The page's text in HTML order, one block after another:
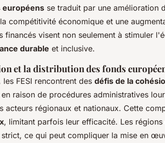
européens se traduit par une amélioration
compétitivité économique et une
financés visent non seulement à stimuler
durable et inclusive.
et la distribution des fonds
FESI rencontrent des défis de la
raison de procédures administratives
acteurs régionaux et nationaux. Cette
, limitant parfois leur efficacité. Les
ce qui peut compliquer la mise en